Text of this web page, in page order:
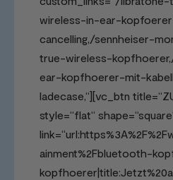
wireless-in-ear-
cancelling,/sennheiser-
true-wireless-
ear-kopfhoerer-mit-
ladecase,“][vc_btn
style=“flat“
ainment%2Fbluetooth-